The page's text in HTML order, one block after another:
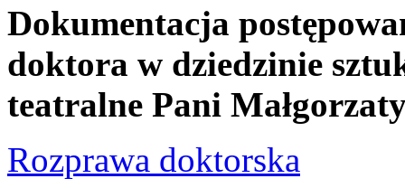
Dokumentacja
doktora w dziedzinie
teatralne Pani
Rozprawa doktorska